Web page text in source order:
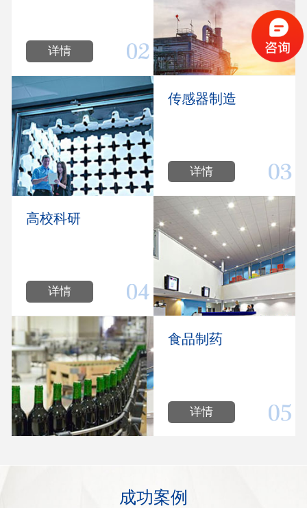
详情
传感器制造
详情
高校科研
详情
食品制药
详情
成功案例